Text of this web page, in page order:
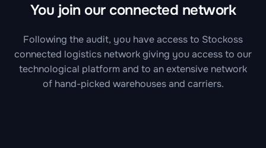
You join our connected network
Following the audit, you have access to Stockoss
connected logistics network giving you access to our
technological platform and to an extensive network
of hand-picked warehouses and carriers.